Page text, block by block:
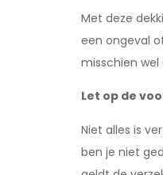
Met deze
een ongeval
misschien
Let op de
Niet alles is
ben je niet